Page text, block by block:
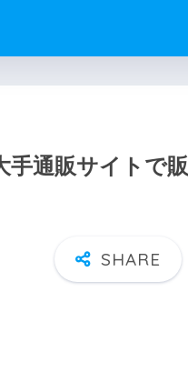
通販サイトで販